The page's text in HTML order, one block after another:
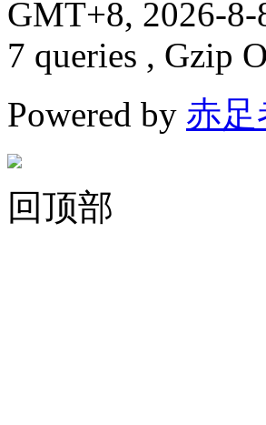
GMT+8, 2026-8-
7 queries , Gzip
Powered by 赤足
回顶部